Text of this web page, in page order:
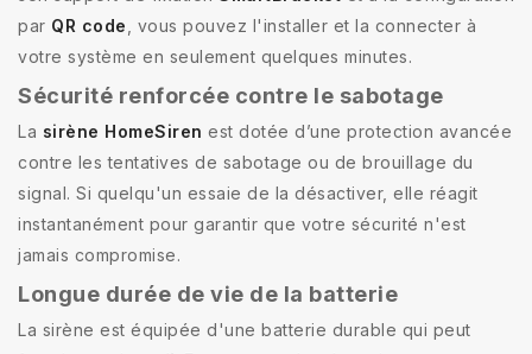
par QR code , vous pouvez l'installer et la connecter à
votre système en seulement quelques minutes.
Sécurité renforcée contre le sabotage
La sirène HomeSiren est dotée d’une protection avancée
contre les tentatives de sabotage ou de brouillage du
signal. Si quelqu'un essaie de la désactiver, elle réagit
instantanément pour garantir que votre sécurité n'est
jamais compromise.
Longue durée de vie de la batterie
La sirène est équipée d'une batterie durable qui peut